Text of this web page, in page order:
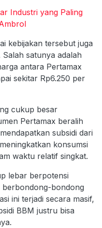
Industri yang Paling
kebijakan tersebut juga
satunya adalah
antara Pertamax
sekitar Rp6.250 per
cukup besar
Pertamax beralih
subsidi dari
konsumsi
waktu relatif singkat.
lebar berpotensi
berbondong-bondong
ini terjadi secara masif,
BBM justru bisa